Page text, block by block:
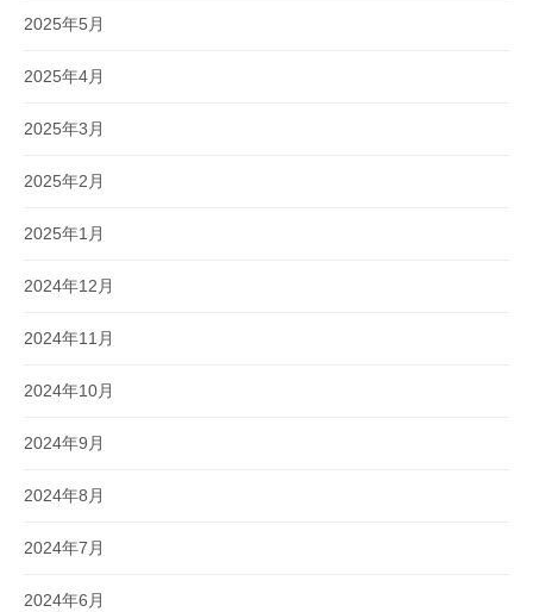
2025年5月
2025年4月
2025年3月
2025年2月
2025年1月
2024年12月
2024年11月
2024年10月
2024年9月
2024年8月
2024年7月
2024年6月